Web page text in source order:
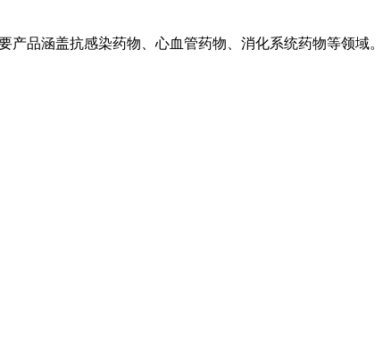
品涵盖抗感染药物、心血管药物、消化系统药物等领域。